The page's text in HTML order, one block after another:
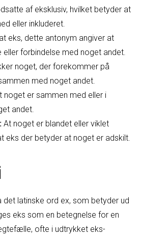
af eksklusiv, hvilket betyder at
eller inkluderet.
eks, dette antonym angiver at
eller forbindelse med noget andet.
noget, der forekommer på
med noget andet.
noget er sammen med eller i
andet.
At noget er blandet eller viklet
eks der betyder at noget er adskilt.
latinske ord ex, som betyder ud
eks som en betegnelse for en
ofte i udtrykket eks-